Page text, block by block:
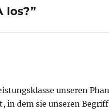
los?”
unseren
in dem sie unseren